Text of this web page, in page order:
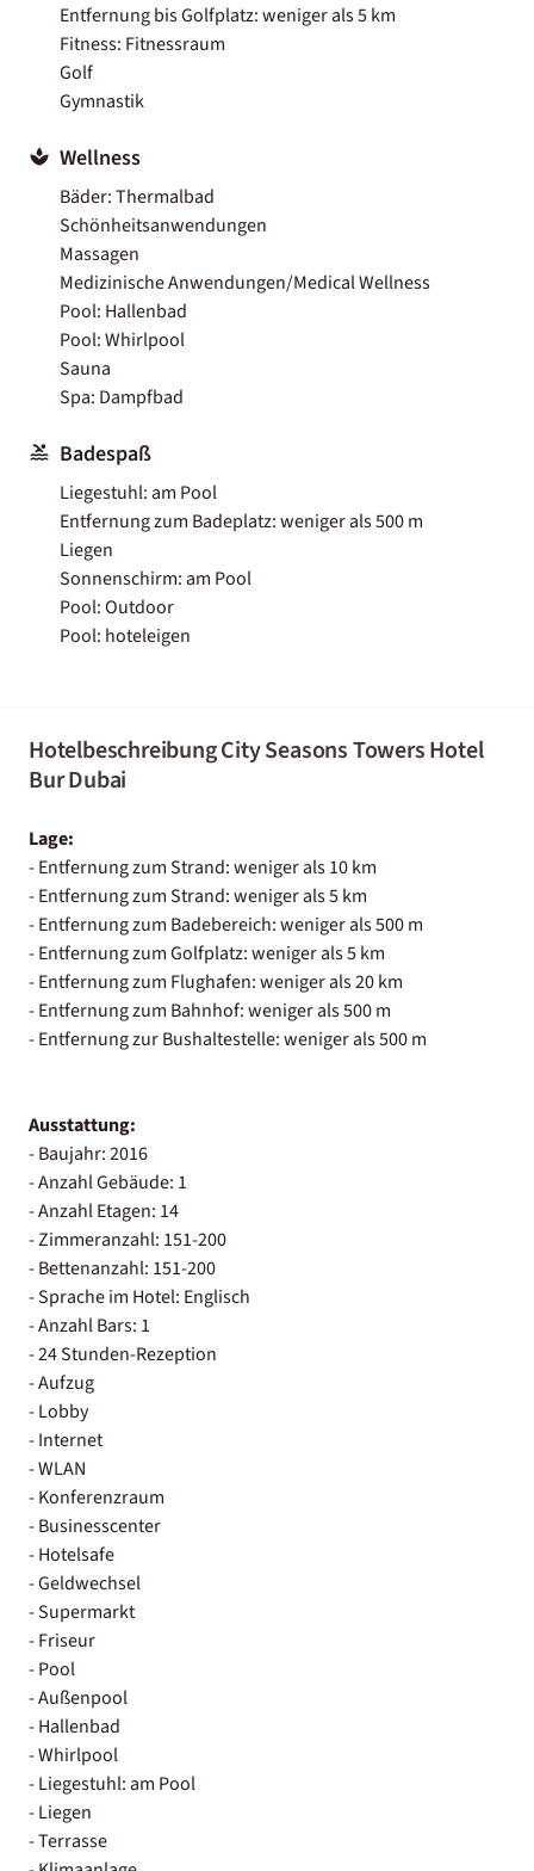
Entfernung bis Golfplatz: weniger als 5 km
Fitness: Fitnessraum
Golf
Gymnastik
Wellness
Bäder: Thermalbad
Schönheitsanwendungen
Massagen
Medizinische Anwendungen/Medical Wellness
Pool: Hallenbad
Pool: Whirlpool
Sauna
Spa: Dampfbad
Badespaß
Liegestuhl: am Pool
Entfernung zum Badeplatz: weniger als 500 m
Liegen
Sonnenschirm: am Pool
Pool: Outdoor
Pool: hoteleigen
Hotelbeschreibung City Seasons Towers Hotel
Bur Dubai
Lage:
- Entfernung zum Strand: weniger als 10 km
- Entfernung zum Strand: weniger als 5 km
- Entfernung zum Badebereich: weniger als 500 m
- Entfernung zum Golfplatz: weniger als 5 km
- Entfernung zum Flughafen: weniger als 20 km
- Entfernung zum Bahnhof: weniger als 500 m
- Entfernung zur Bushaltestelle: weniger als 500 m
Ausstattung:
- Baujahr: 2016
- Anzahl Gebäude: 1
- Anzahl Etagen: 14
- Zimmeranzahl: 151-200
- Bettenanzahl: 151-200
- Sprache im Hotel: Englisch
- Anzahl Bars: 1
- 24 Stunden-Rezeption
- Aufzug
- Lobby
- Internet
- WLAN
- Konferenzraum
- Businesscenter
- Hotelsafe
- Geldwechsel
- Supermarkt
- Friseur
- Pool
- Außenpool
- Hallenbad
- Whirlpool
- Liegestuhl: am Pool
- Liegen
- Terrasse